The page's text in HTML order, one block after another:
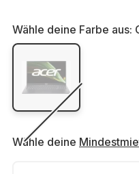
Wähle deine Farbe aus:
Wähle deine